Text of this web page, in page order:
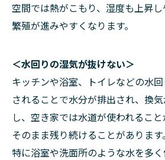
空間では熱がこもり、湿度も上昇
繁殖が進みやすくなります。
＜水回りの湿気が抜けない＞
キッチンや浴室、トイレなどの水
されることで水分が排出され、換
し、空き家では水道が使われるこ
そのまま残り続けることがあります。
特に浴室や洗面所のような水を多